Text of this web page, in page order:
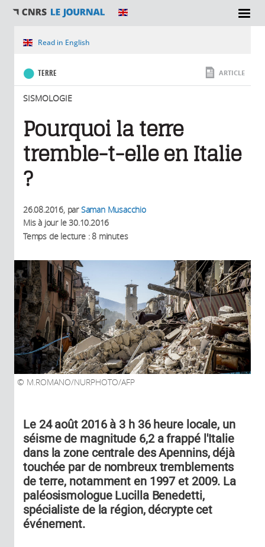
SECTIONS
Vous êtes ici
Read in English
TERRE
SISMOLOGIE
ARTICLE
Pourquoi la terre
tremble-t-elle en Italie
?
26.08.2016, parSaman Musacchio
Mis à jour le30.10.2016
Temps de lecture : 8 minutes
M.ROMANO/NURPHOTO/AFP
Le 24 août 2016 à 3 h 36 heure locale, un
séisme de magnitude 6,2 a frappé l'Italie
dans la zone centrale des Apennins, déjà
touchée par de nombreux tremblements
de terre, notamment en 1997 et 2009. La
paléosismologue Lucilla Benedetti,
spécialiste de la région, décrypte cet
événement.